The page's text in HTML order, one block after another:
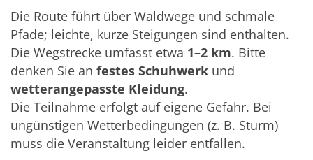
Die Route führt über Waldwege und schmale
Pfade; leichte, kurze Steigungen sind enthalten.
Die Wegstrecke umfasst etwa 1–2 km. Bitte
denken Sie an festes Schuhwerk und
wetterangepasste Kleidung.
Die Teilnahme erfolgt auf eigene Gefahr. Bei
ungünstigen Wetterbedingungen (z. B. Sturm)
muss die Veranstaltung leider entfallen.